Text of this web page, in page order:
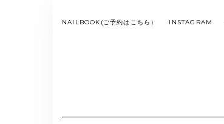
MENU
NAILBOOK(ご予約はこちら） INSTAGRAM